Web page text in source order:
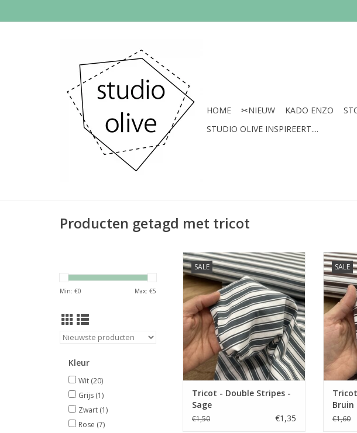
HOME ✂︎NIEUW KADO ENZO
STUDIO OLIVE INSPIREERT....
Producten getagd met tricot
Min: €0 Max: €5
Kleur
Wit (20)
Grijs (1)
Zwart (1)
Rose (7)
SALE
Prijs per 10 cm.
Zachte tricot met streepjes.
TOEVOEGEN AAN WINKELWAGEN
Tricot - Double Stripes -
Sage
€1,50 €1,35
SALE
Bruin
€1,60